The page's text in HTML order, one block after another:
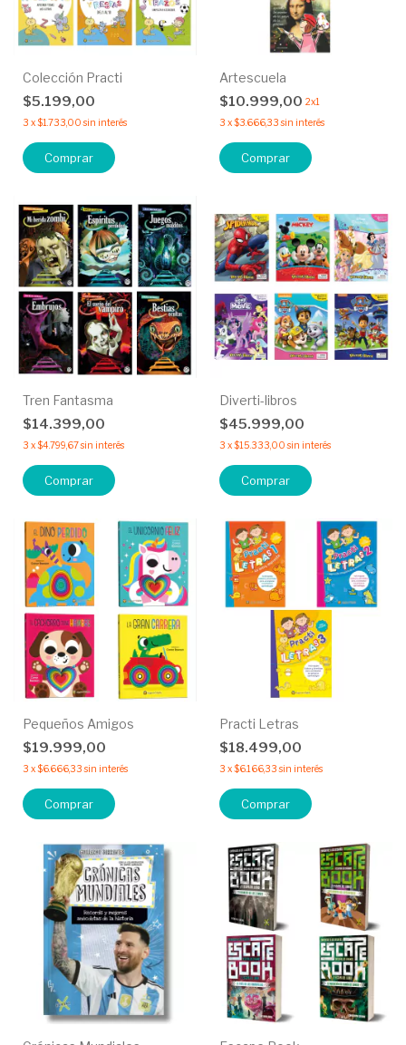
Colección Practi
$5.199,00
3 x$1.733,00 sin interés
Comprar
Artescuela
$10.999,00 2x1
3 x$3.666,33 sin interés
Comprar
Tren Fantasma
$14.399,00
3 x$4.799,67sin interés
Comprar
Diverti-libros
$45.999,00
3 x$15.333,00 sin interés
Comprar
Pequeños Amigos
$19.999,00
3 x$6.666,33 sin interés
Comprar
Practi Letras
$18.499,00
3 x$6.166,33 sin interés
Comprar